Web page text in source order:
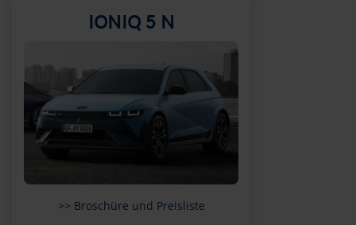
IONIQ 5 N
>> Broschüre und Preisliste